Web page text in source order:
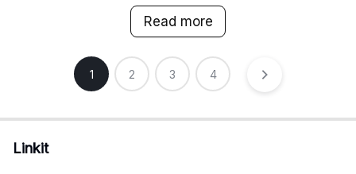
Read more
Posts
pagination
1 2 3 4
Linkit